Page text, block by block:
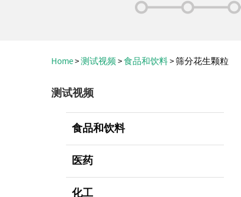
Home>测试视频>食品和饮料>筛分花生颗粒
测试视频
食品和饮料
医药
化工